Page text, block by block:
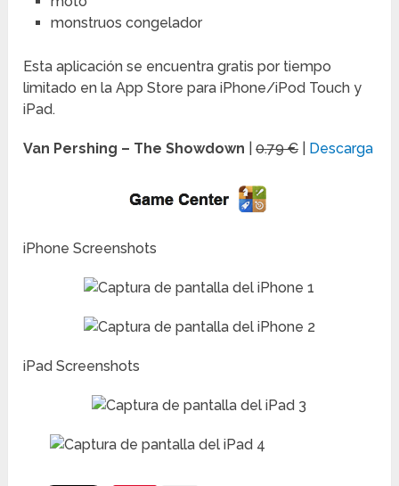
monstruos congelador
Esta aplicación se encuentra gratis por tiempo
limitado en la App Store para iPhone/iPod Touch y
iPad.
Van Pershing – The Showdown |0.79 € Descarga
iPhone Screenshots
iPad Screenshots